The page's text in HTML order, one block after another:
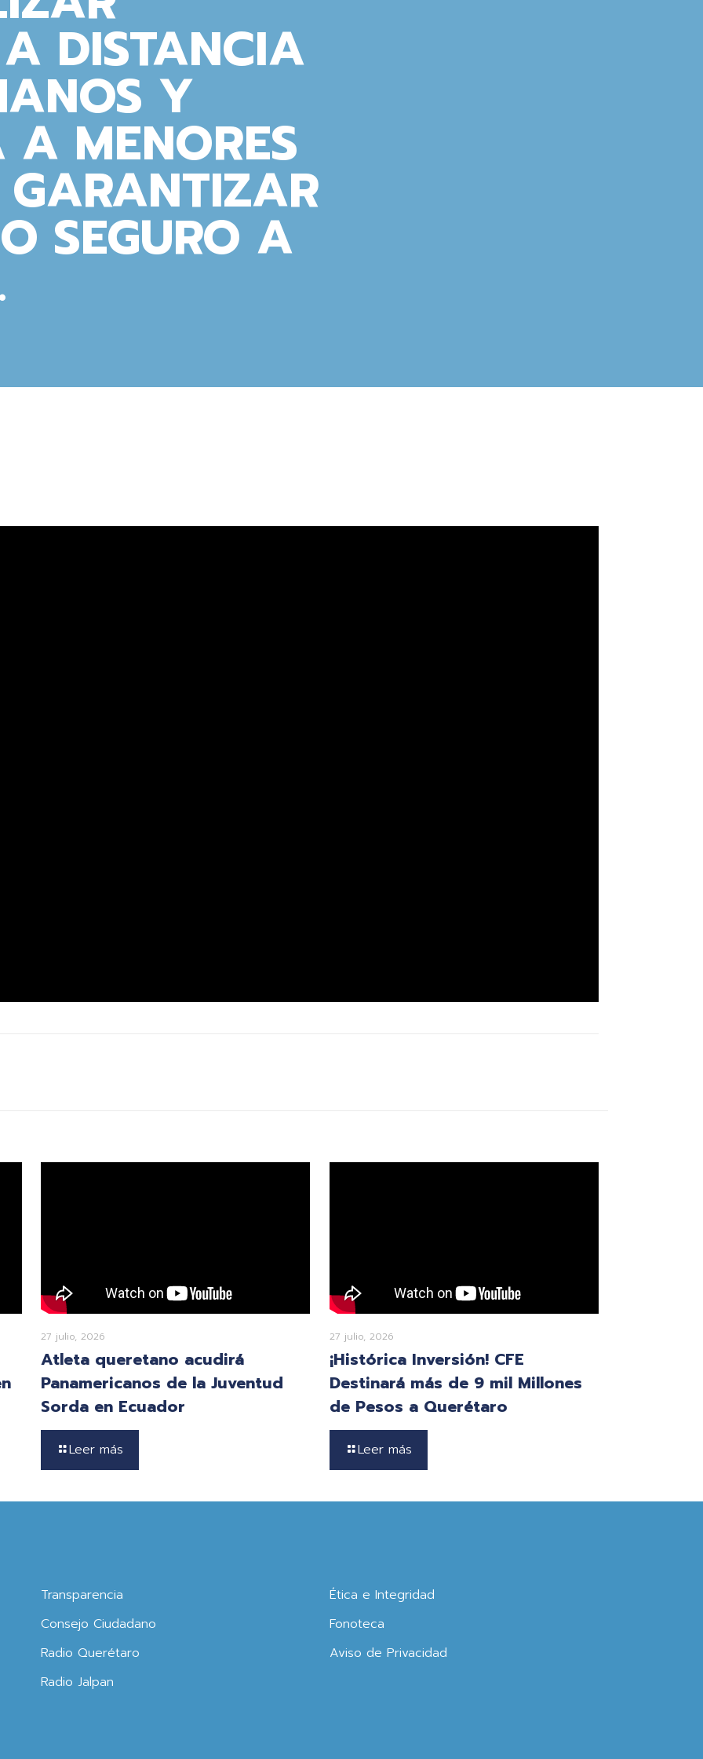
DISTANCIA
Y
MENORES
SEGURO A
27 julio, 2026
Atleta queretano acudirá
Panamericanos de la Juventud
Sorda en Ecuador
Leer más
27 julio, 2026
¡Histórica Inversión! CFE
Destinará más de 9 mil Millones
de Pesos a Querétaro
Leer más
Transparencia
Consejo Ciudadano
Radio Querétaro
Radio Jalpan
Ética e Integridad
Fonoteca
Aviso de Privacidad